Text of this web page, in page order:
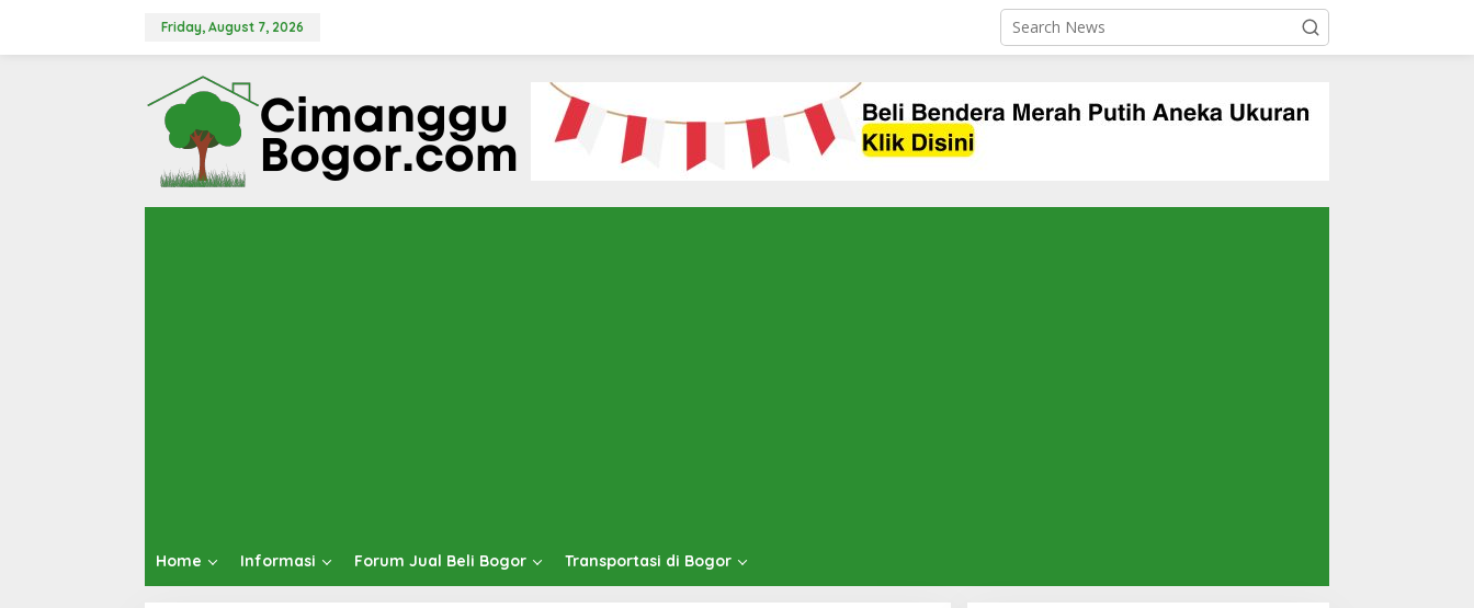
Friday, August 7, 2026
Home Informasi Forum Jual Beli Bogor Transportasi di Bogor